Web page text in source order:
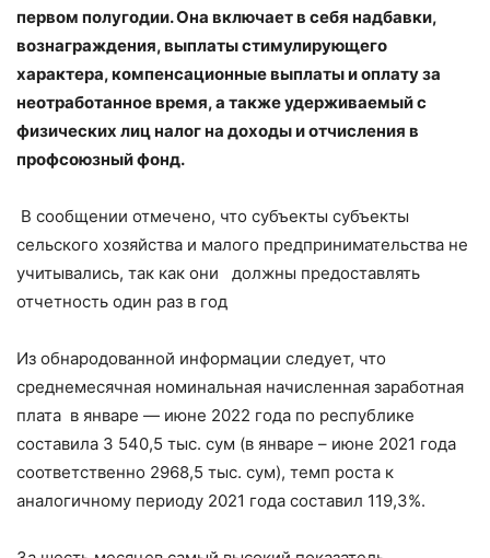
первом полугодии. Она включает в себя надбавки,
вознаграждения, выплаты стимулирующего
характера, компенсационные выплаты и оплату за
неотработанное время, а также удерживаемый с
физических лиц налог на доходы и отчисления в
профсоюзный фонд.
В сообщении отмечено, что субъекты субъекты
сельского хозяйства и малого предпринимательства не
учитывались, так как они должны предоставлять
отчетность один раз в год
Из обнародованной информации следует, что
среднемесячная номинальная начисленная заработная
плата в январе — июне 2022 года по республике
составила 3 540,5 тыс. сум (в январе – июне 2021 года
соответственно 2968,5 тыс. сум), темп роста к
аналогичному периоду 2021 года составил 119,3%.